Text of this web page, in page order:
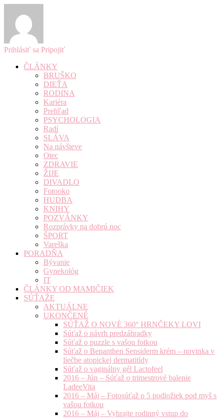
Prihlásiť sa Pripojiť
ČLÁNKY
BRUŠKO
DIEŤA
RODINA
Kariéra
Prehľad
PSYCHOLOGIA
Radí
SLÁVA
Na návšteve
Otec
ZDRAVIE
ŽIJE
DIVADLO
Fotooko
HUDBA
KNIHY
POZVÁNKY
Rozprávky na dobrú noc
ŠPORT
Vareška
PORADŇA
Bývanie
Gynekológ
IT
ČLÁNKY OD MAMIČIEK
SÚŤAŽE
AKTUÁLNE
UKONČENÉ
SÚŤAŽ O NOVÉ 360° HRNČEKY LOVI
Súťaž o návrh predzáhradky
Súťaž o puzzle s vašou fotkou
Súťaž o Bepanthen Sensiderm krém – novinka v
liečbe atopickej dermatitídy
Súťaž o vaginálny gél Lactofeel
2016 – Jún – Súťaž o trimestrové balenie
LadeeVita
2016 – Máj – Fotosúťaž o 5 podložiek pod myš s
vašou fotkou
2016 – Máj – Vyhrajte rodinný vstup do